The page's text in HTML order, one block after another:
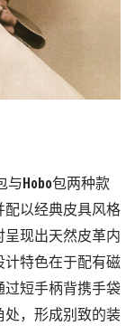
与Hobo包两种款
配以经典皮具风格
现出天然皮革内
计特色在于配有磁
过短手柄背携手袋
处，形成别致的装